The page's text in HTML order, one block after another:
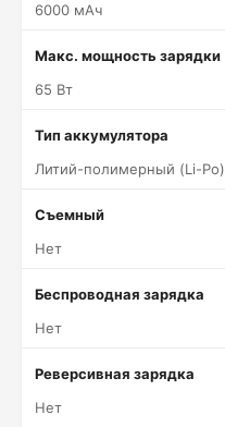
6000 мАч
Макс. мощность зарядки
65 Вт
Тип аккумулятора
Литий-полимерный (Li-Po)
Съемный
Нет
Беспроводная зарядка
Нет
Реверсивная зарядка
Нет